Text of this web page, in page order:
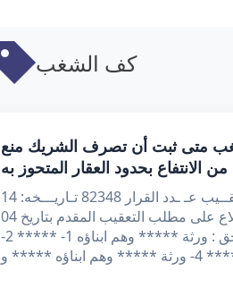
كف الشغب
بتاريخ 14/11/2025 : قيام الشغب متى ثبت أن تصرف الشريك منع
الانتفاع بحدود العقار المتحوز به
الجمهــوريّة التـونـــسيّة وزارة العـــــــــدل محكمــــــة التعقــيب عـ ـدد القرار 82348 تـاريـــخه: 14
نوفمبر 2025 أصدرت محكمة التعقيب القرار التالي : بعد الإطلاع على مطلب التعقيب المقدم بتاريخ 04
فيفري 2025 من الأستاذ ***** المحامي لدى التعقيب في حق : ورثة ***** وهم ابناؤه 1- ***** 2-